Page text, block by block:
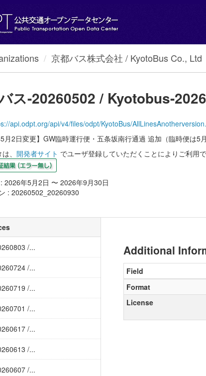
京都バス株式会社 / KyotoBus Co., Ltd
ス-20260502 / Kyotobus-
api.odpt.org/api/v4/files/odpt/KyotoBus/
5月2日変更】GW臨時運行便・五条坂南行通過 追加（臨時便は
、 開発者サイト でユーザ登録していただくことによりご利用で
2026年5月2日 〜 2026年9月30日
: 20260502_20260930
/...
/...
/...
/...
/...
/...
/...
Additional
Field
Format
License